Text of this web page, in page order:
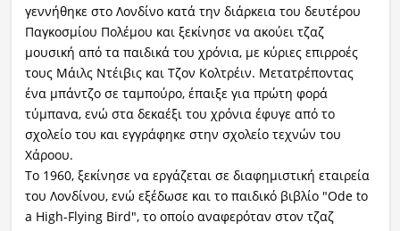
γεννήθηκε στο Λονδίνο κατά την διάρκεια του δευτέρου
Παγκοσμίου Πολέμου και ξεκίνησε να ακούει τζαζ
μουσική από τα παιδικά του χρόνια, με κύριες επιρροές
τους Μάιλς Ντέιβις και Τζον Κολτρέιν. Μετατρέποντας
ένα μπάντζο σε ταμπούρο, έπαιξε για πρώτη φορά
τύμπανα, ενώ στα δεκαέξι του χρόνια έφυγε από το
σχολείο του και εγγράφηκε στην σχολείο τεχνών του
Χάροου.
Το 1960, ξεκίνησε να εργάζεται σε διαφημιστική εταιρεία
του Λονδίνου, ενώ εξέδωσε και το παιδικό βιβλίο "Ode to
a High-Flying Bird", το οποίο αναφερόταν στον τζαζ